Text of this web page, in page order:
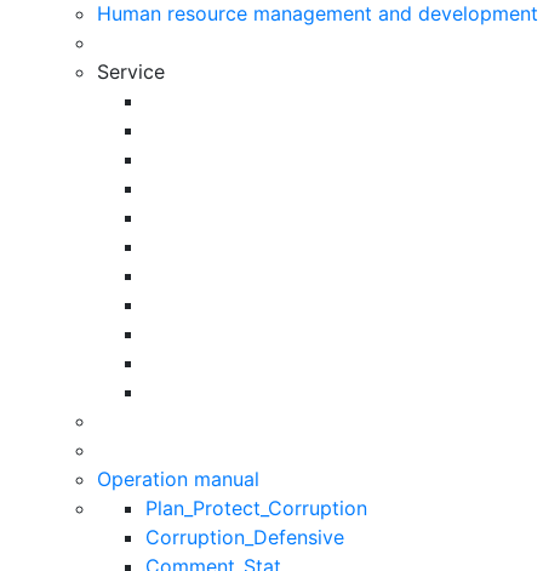
Human resource management and development
Service
Operation manual
Plan_Protect_Corruption
Corruption_Defensive
Comment_Stat